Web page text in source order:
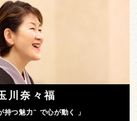
川奈々福
持つ魅力" で心が動く 」